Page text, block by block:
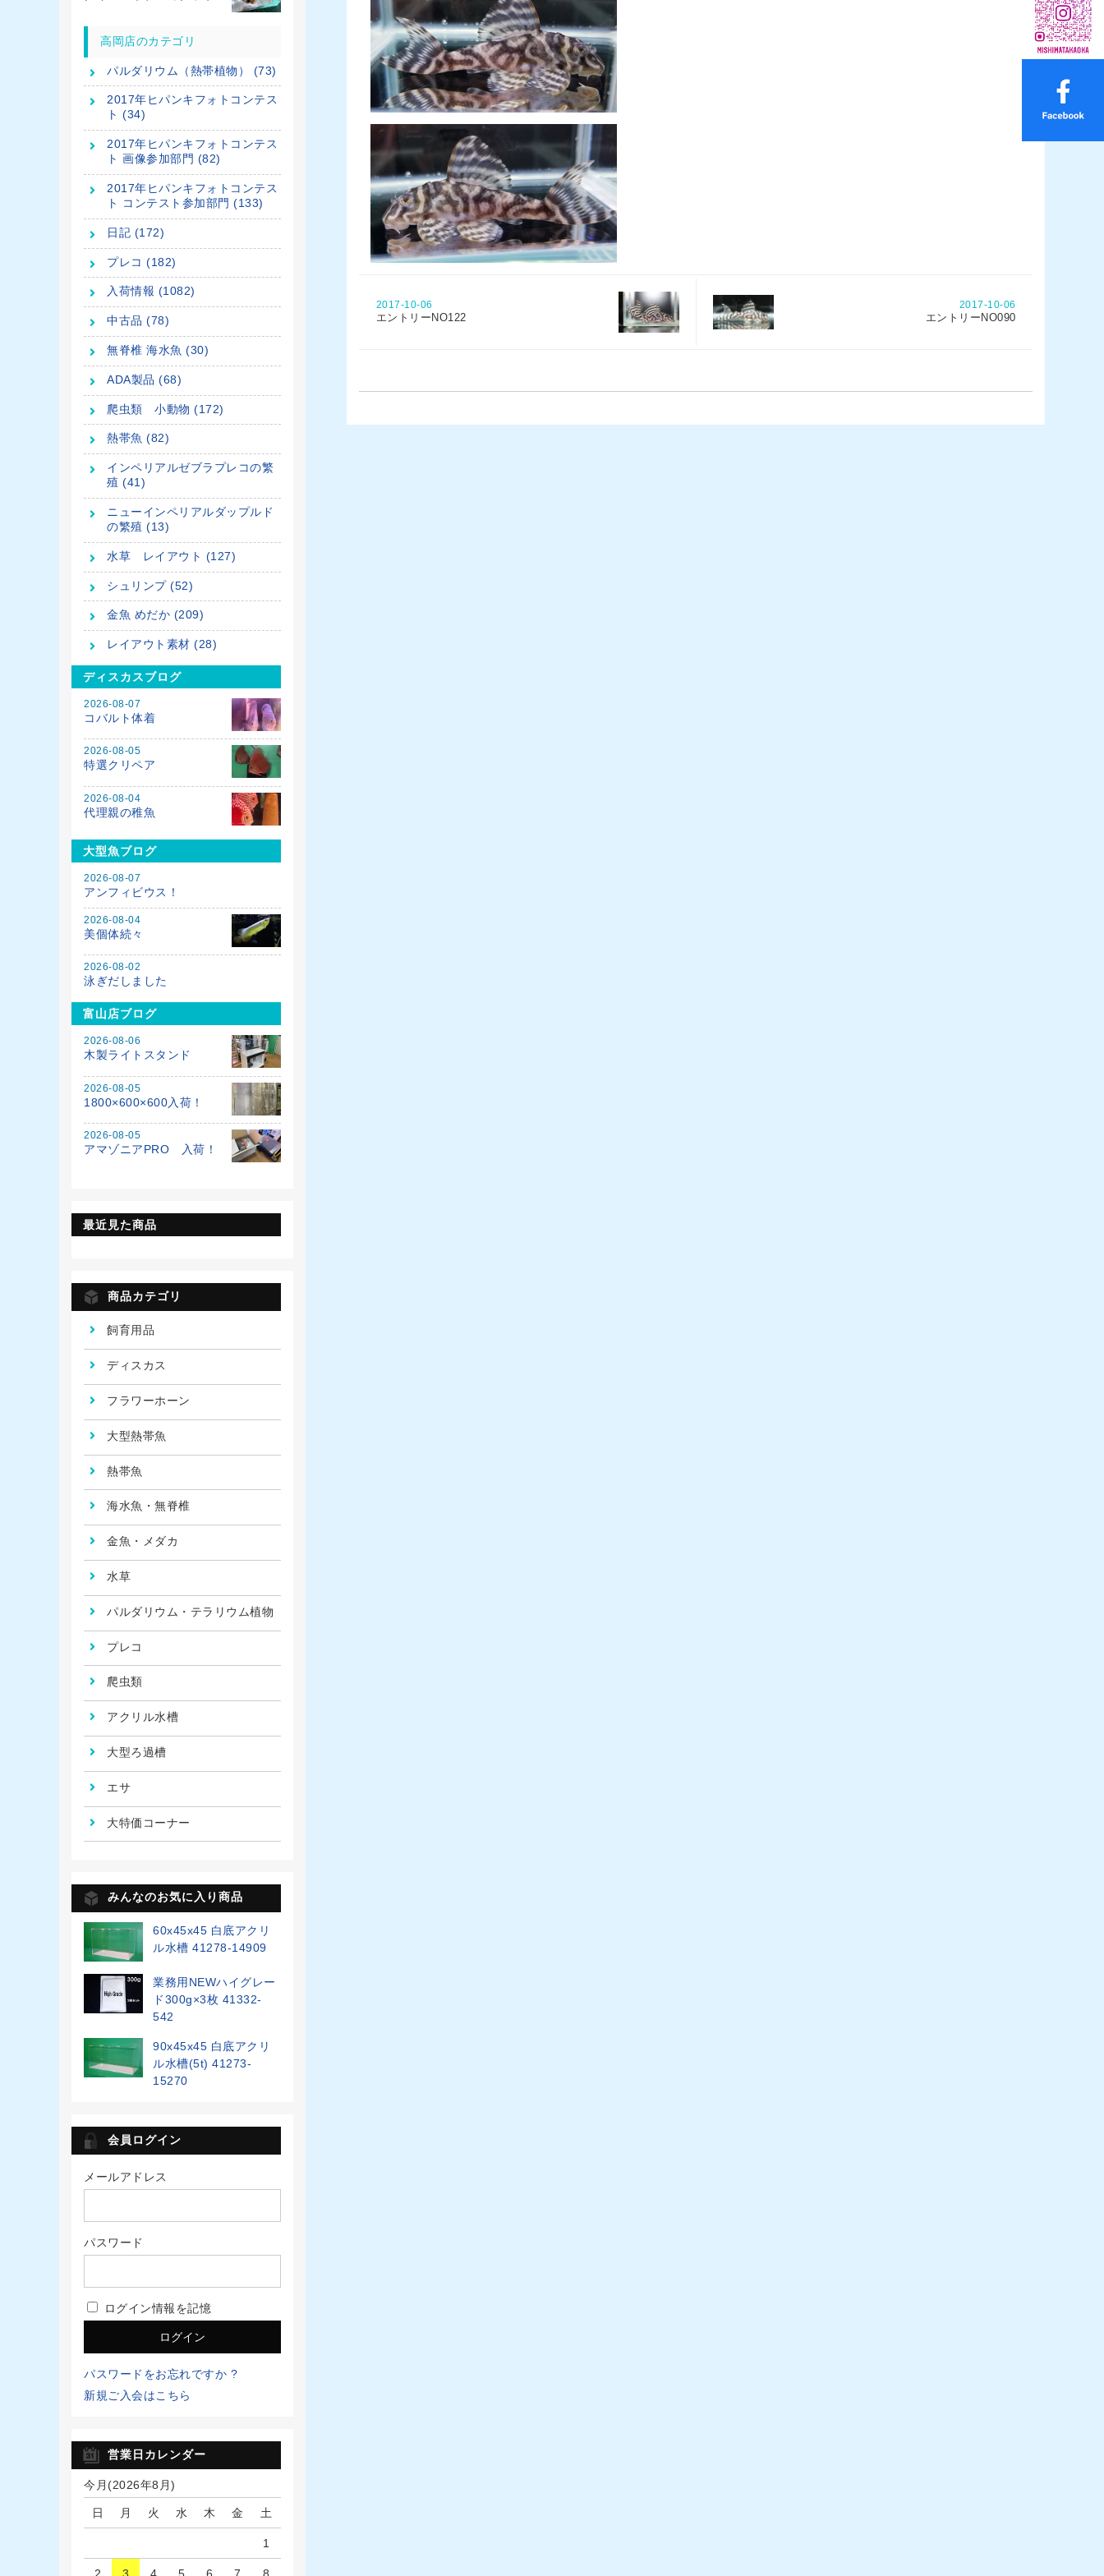
2017-10-06
エントリーNO122
2017-10-06
エントリーNO090
高岡店のカテゴリ
パルダリウム（熱帯植物） (73)
2017年ヒパンキフォトコンテス
ト (34)
2017年ヒパンキフォトコンテス
ト 画像参加部門 (82)
2017年ヒパンキフォトコンテス
ト コンテスト参加部門 (133)
日記 (172)
プレコ (182)
入荷情報 (1082)
中古品 (78)
無脊椎 海水魚 (30)
ADA製品 (68)
爬虫類 小動物 (172)
熱帯魚 (82)
インペリアルゼブラプレコの繁
殖 (41)
ニューインペリアルダップルド
の繁殖 (13)
水草 レイアウト (127)
シュリンプ (52)
金魚 めだか (209)
レイアウト素材 (28)
ディスカスブログ
2026-08-07
コバルト体着
2026-08-05
特選クリペア
2026-08-04
代理親の稚魚
大型魚ブログ
2026-08-07
アンフィビウス！
2026-08-04
美個体続々
2026-08-02
泳ぎだしました
富山店ブログ
2026-08-06
木製ライトスタンド
2026-08-05
1800×600×600入荷！
2026-08-05
アマゾニアPRO 入荷！
最近見た商品
商品カテゴリ
飼育用品
ディスカス
フラワーホーン
大型熱帯魚
熱帯魚
海水魚・無脊椎
金魚・メダカ
水草
パルダリウム・テラリウム植物
プレコ
爬虫類
アクリル水槽
大型ろ過槽
エサ
大特価コーナー
みんなのお気に入り商品
60x45x45 白底アクリ
ル水槽 41278-14909
業務用NEWハイグレー
ド300g×3枚 41332-
542
90x45x45 白底アクリ
ル水槽(5t) 41273-
15270
会員ログイン
メールアドレス
パスワード
ログイン情報を記憶
パスワードをお忘れですか ?
新規ご入会はこちら
営業日カレンダー
今月(2026年8月)
日 月 火 水 木 金 土
1